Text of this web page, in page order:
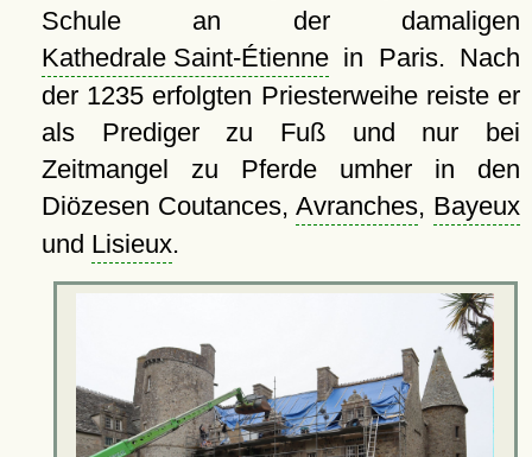
Schule an der damaligen
Kathedrale Saint-Étiennein Paris. Nach
der 1235 erfolgten Priesterweihe reiste er
als Prediger zu Fuß und nur bei
Zeitmangel zu Pferde umher in den
Diözesen Coutances,Avranches, Bayeux
und Lisieux.